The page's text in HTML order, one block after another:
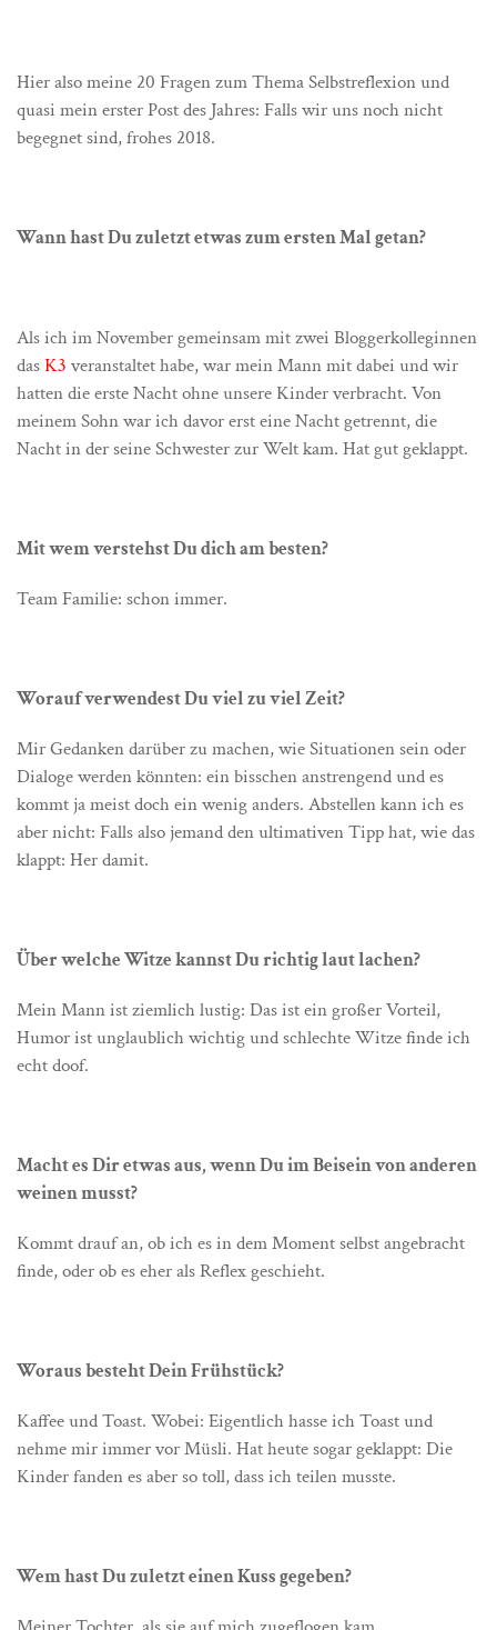
Hier also meine 20 Fragen zum Thema Selbstreflexion und
quasi mein erster Post des Jahres: Falls wir uns noch nicht
begegnet sind, frohes 2018.
Wann hast Du zuletzt etwas zum ersten Mal getan?
Als ich im November gemeinsam mit zwei Bloggerkolleginnen
dasK3 veranstaltet habe, war mein Mann mit dabei und wir
hatten die erste Nacht ohne unsere Kinder verbracht. Von
meinem Sohn war ich davor erst eine Nacht getrennt, die
Nacht in der seine Schwester zur Welt kam. Hat gut geklappt.
Mit wem verstehst Du dich am besten?
Team Familie: schon immer.
Worauf verwendest Du viel zu viel Zeit?
Mir Gedanken darüber zu machen, wie Situationen sein oder
Dialoge werden könnten: ein bisschen anstrengend und es
kommt ja meist doch ein wenig anders. Abstellen kann ich es
aber nicht: Falls also jemand den ultimativen Tipp hat, wie das
klappt: Her damit.
Über welche Witze kannst Du richtig laut lachen?
Mein Mann ist ziemlich lustig: Das ist ein großer Vorteil,
Humor ist unglaublich wichtig und schlechte Witze finde ich
echt doof.
Macht es Dir etwas aus, wenn Du im Beisein von anderen
weinen musst?
Kommt drauf an, ob ich es in dem Moment selbst angebracht
finde, oder ob es eher als Reflex geschieht.
Woraus besteht Dein Frühstück?
Kaffee und Toast. Wobei: Eigentlich hasse ich Toast und
nehme mir immer vor Müsli. Hat heute sogar geklappt: Die
Kinder fanden es aber so toll, dass ich teilen musste.
Wem hast Du zuletzt einen Kuss gegeben?